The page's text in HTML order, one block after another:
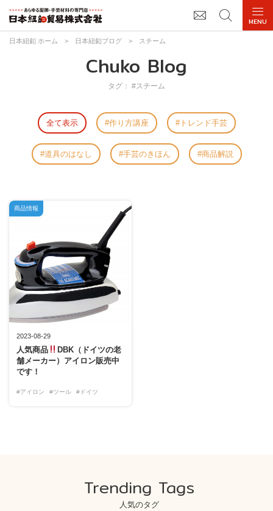
日本紐釦 ホーム > 日本紐釦ブログ > スチーム
Chuko Blog
タグ： #スチーム
全て表示 作り方講座 トレンド手芸
道具のはなし 手芸のきほん 商品解説
2023-08-29
人気商品
DBK（ドイツの老
舗メーカー）アイロン販売中
です！
#アイロン #ツール #ドイツ
商品情報
Trending Tags
人気のタグ